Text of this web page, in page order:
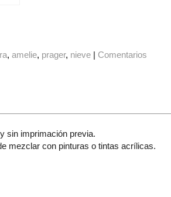
amelie prager nieve | Comentarios
sin imprimación previa.
mezclar con pinturas o tintas acrílicas.